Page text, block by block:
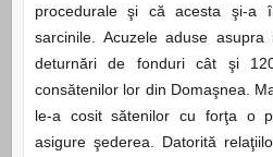
procedurale şi că acesta şi-a
sarcinile. Acuzele aduse
deturnări de fonduri cât şi
consătenilor lor din Domaşnea.
le-a cosit sătenilor cu forţa o
asigure şederea. Datorită